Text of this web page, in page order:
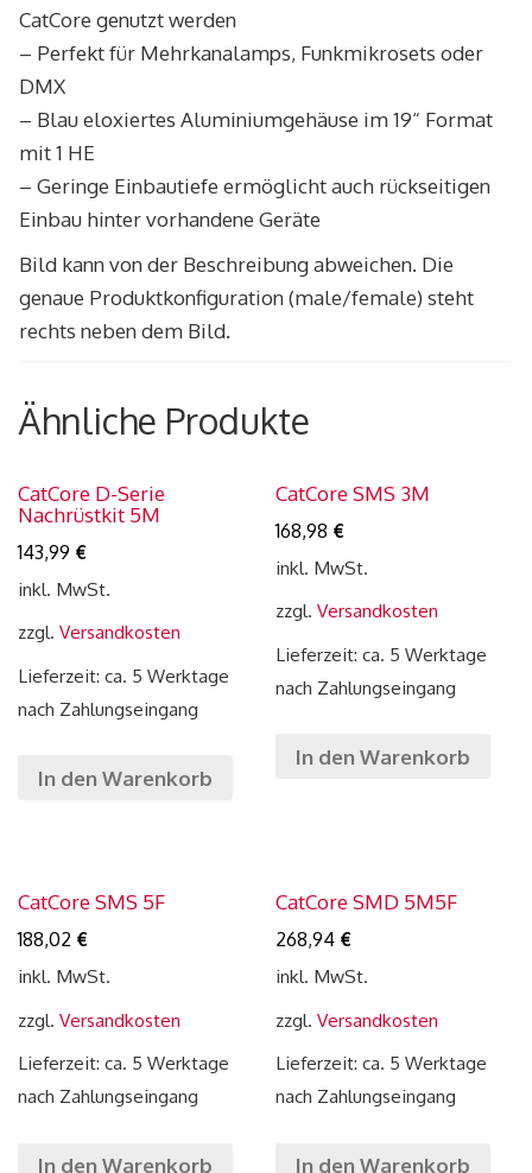
CatCore genutzt werden
– Perfekt für Mehrkanalamps, Funkmikrosets oder
DMX
– Blau eloxiertes Aluminiumgehäuse im 19“ Format
mit 1 HE
– Geringe Einbautiefe ermöglicht auch rückseitigen
Einbau hinter vorhandene Geräte
Bild kann von der Beschreibung abweichen. Die
genaue Produktkonfiguration (male/female) steht
rechts neben dem Bild.
Ähnliche Produkte
CatCore D-Serie
Nachrüstkit 5M
143,99 €
inkl. MwSt.
zzgl. Versandkosten
Lieferzeit: ca. 5 Werktage
nach Zahlungseingang
In den Warenkorb
CatCore SMS 3M
168,98 €
inkl. MwSt.
zzgl.Versandkosten
Lieferzeit: ca. 5 Werktage
nach Zahlungseingang
In den Warenkorb
CatCore SMS 5F
188,02 €
inkl. MwSt.
zzgl. Versandkosten
Lieferzeit: ca. 5 Werktage
nach Zahlungseingang
In den Warenkorb
CatCore SMD 5M5F
268,94 €
inkl. MwSt.
zzgl.Versandkosten
Lieferzeit: ca. 5 Werktage
nach Zahlungseingang
In den Warenkorb